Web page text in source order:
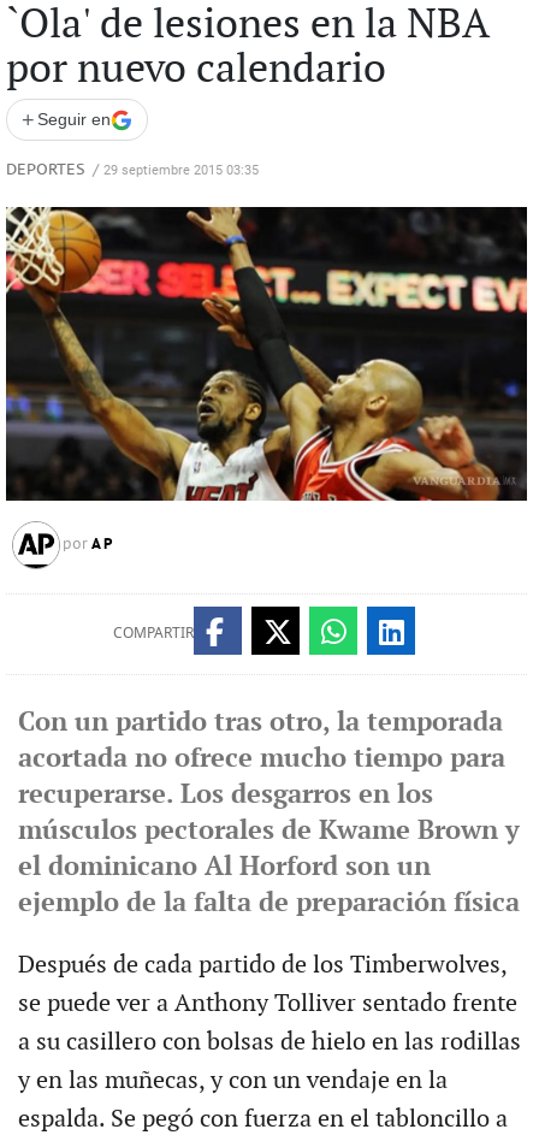
`Ola' de lesiones en la NBA
por nuevo calendario
+ Seguir en
DEPORTES / 29 septiembre 2015 03:35
por AP
COMPARTIR
Con un partido tras otro, la temporada
acortada no ofrece mucho tiempo para
recuperarse. Los desgarros en los
músculos pectorales de Kwame Brown y
el dominicano Al Horford son un
ejemplo de la falta de preparación física
Después de cada partido de los Timberwolves,
se puede ver a Anthony Tolliver sentado frente
a su casillero con bolsas de hielo en las rodillas
y en las muñecas, y con un vendaje en la
espalda. Se pegó con fuerza en el tabloncillo a